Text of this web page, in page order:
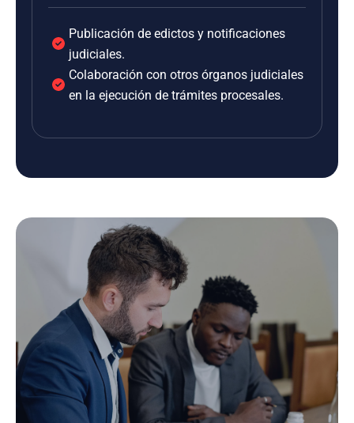
Publicación de edictos y notificaciones
judiciales.
Colaboración con otros órganos judiciales
en la ejecución de trámites procesales.